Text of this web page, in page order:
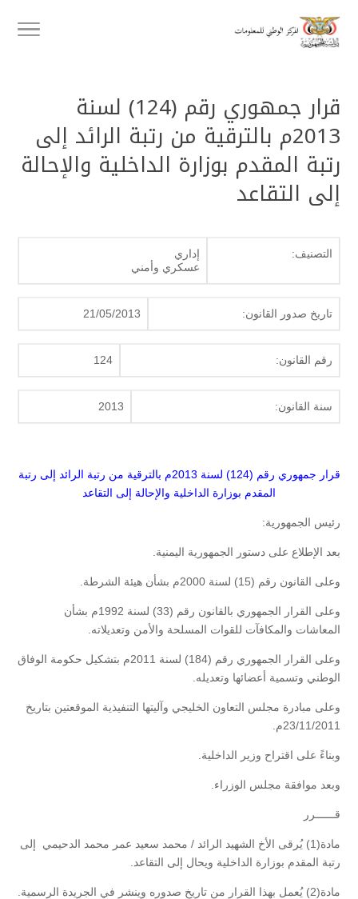
قرار جمهوري رقم (124) لسنة
2013م بالترقية من رتبة الرائد إلى
رتبة المقدم بوزارة الداخلية والإحالة
إلى التقاعد
التصنيف:
إداري
عسكري وأمني
تاريخ صدور القانون: 21/05/2013
رقم القانون: 124
سنة القانون: 2013
قرار جمهوري رقم (124) لسنة 2013م بالترقية من رتبة الرائد إلى رتبة
المقدم بوزارة الداخلية والإحالة إلى التقاعد
رئيس الجمهورية:
بعد الإطلاع على دستور الجمهورية اليمنية.
وعلى القانون رقم (15) لسنة 2000م بشأن هيئة الشرطة.
وعلى القرار الجمهوري بالقانون رقم (33) لسنة 1992م بشأن
المعاشات والمكافآت للقوات المسلحة والأمن وتعديلاته.
وعلى القرار الجمهوري رقم (184) لسنة 2011م بتشكيل حكومة الوفاق
الوطني وتسمية أعضائها وتعديله.
وعلى مبادرة مجلس التعاون الخليجي وآليتها التنفيذية الموقعتين بتاريخ
23/11/2011م.
وبناءً على اقتراح وزير الداخلية.
وبعد موافقة مجلس الوزراء.
قــــــرر
مادة(1) يُرقى الأخ الشهيد الرائد / محمد سعيد عمر محمد الدحيمي إلى
رتبة المقدم بوزارة الداخلية ويحال إلى التقاعد.
مادة(2) يُعمل بهذا القرار من تاريخ صدوره وينشر في الجريدة الرسمية.